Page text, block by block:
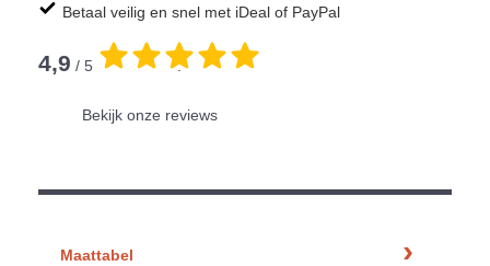
Betaal veilig en snel met iDeal of PayPal
4,9 / 5 .
Bekijk onze reviews
Maattabel